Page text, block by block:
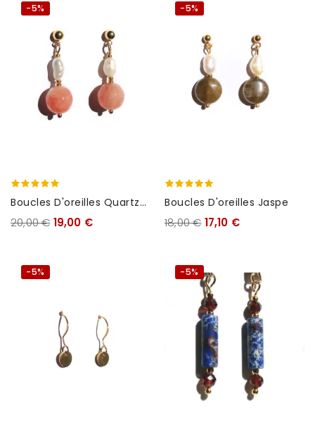
-5%
Boucles D'oreilles Quartzo
Rose
20,00 € 19,00 €
-5%
Boucles D'oreilles Jaspe
18,00 € 17,10 €
-5% -5%